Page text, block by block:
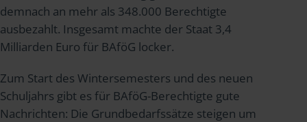
demnach an mehr als 348.000 Berechtigte
ausbezahlt. Insgesamt machte der Staat 3,4
Milliarden Euro für BAföG locker.
Zum Start des Wintersemesters und des neuen
Schuljahrs gibt es für BAföG-Berechtigte gute
Nachrichten: Die Grundbedarfssätze steigen um